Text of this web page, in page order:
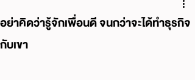
อย่าคิดว่ารู้จักเพื่อนดี จนกว่าจะได้ทำธุรกิจ
กับเขา